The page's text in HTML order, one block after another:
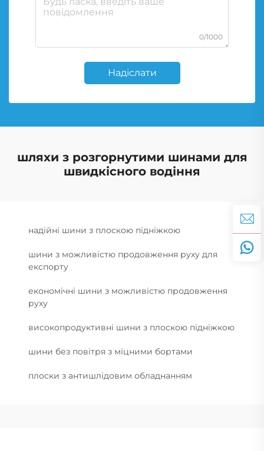
0/1000
Надіслати
шляхи з розгорнутими шинами для
швидкісного водіння
надійні шини з плоскою підніжкою
шини з можливістю продовження руху для
експорту
економічні шини з можливістю продовження
руху
високопродуктивні шини з плоскою підніжкою
шини без повітря з міцними бортами
плоски з антишлідовим обладнанням